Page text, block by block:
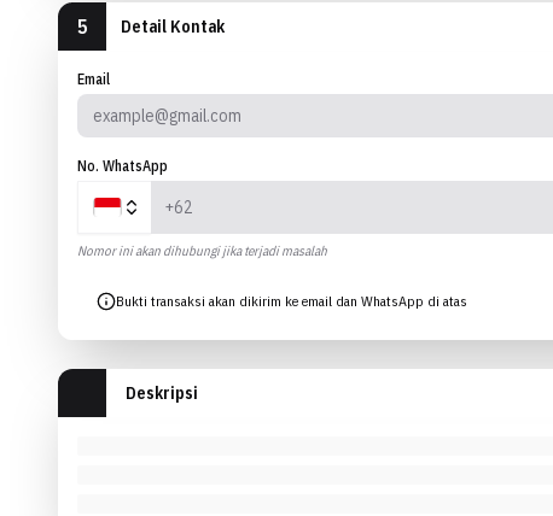
5 Detail Kontak
Email
No. WhatsApp
Nomor ini akan dihubungi jika terjadi masalah
Bukti transaksi akan dikirim ke email dan WhatsApp di atas
Deskripsi